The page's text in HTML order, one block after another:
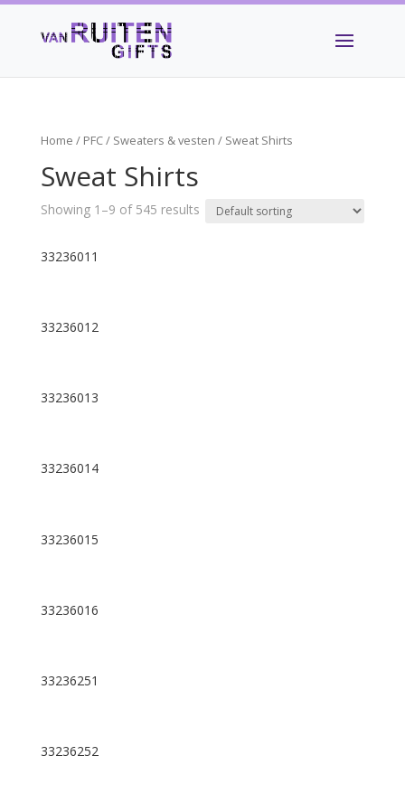
Home / PFC/ Sweaters & vesten / Sweat Shirts
Sweat Shirts
Showing 1–9 of 545 results
33236011
33236012
33236013
33236014
33236015
33236016
33236251
33236252